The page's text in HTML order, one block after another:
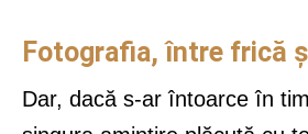
Fotografia, între frică
Dar, dacă s-ar întoarce în